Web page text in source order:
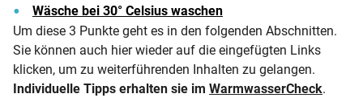
Wäsche bei 30° Celsius waschen
Um diese 3 Punkte geht es in den folgenden Abschnitten.
Sie können auch hier wieder auf die eingefügten Links
klicken, um zu weiterführenden Inhalten zu gelangen.
Individuelle Tipps erhalten sie im WarmwasserCheck.